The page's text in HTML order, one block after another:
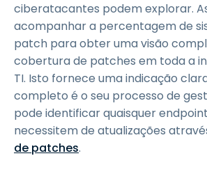
ciberatacantes podem explorar.
acompanhar a percentagem de
patch para obter uma visão
cobertura de patches em toda a
TI. Isto fornece uma indicação
completo é o seu processo de
pode identificar quaisquer
necessitem de atualizações
de patches.